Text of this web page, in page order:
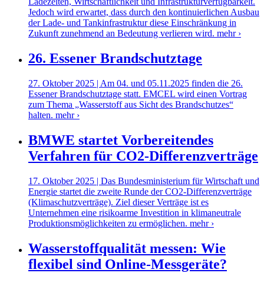
Jedoch wird erwartet, dass durch den kontinuierlichen Ausbau
der Lade- und Tankinfrastruktur diese Einschränkung in
Zukunft zunehmend an Bedeutung verlieren wird. mehr ›
26. Essener Brandschutztage
27. Oktober 2025 | Am 04. und 05.11.2025 finden die 26.
Essener Brandschutztage statt. EMCEL wird einen Vortrag
zum Thema „Wasserstoff aus Sicht des Brandschutzes“
halten. mehr ›
BMWE startet Vorbereitendes
Verfahren für CO2-Differenzverträge
17. Oktober 2025 | Das Bundesministerium für Wirtschaft und
Energie startet die zweite Runde der CO2-Differenzverträge
(Klimaschutzverträge). Ziel dieser Verträge ist es
Unternehmen eine risikoarme Investition in klimaneutrale
Produktionsmöglichkeiten zu ermöglichen. mehr ›
Wasserstoffqualität messen: Wie
flexibel sind Online-Messgeräte?